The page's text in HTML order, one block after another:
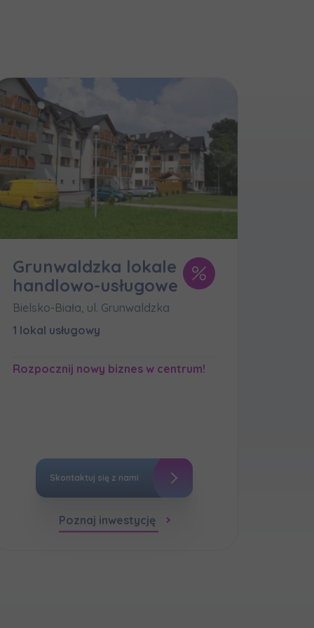
Grunwaldzka lokale
handlowo-usługowe
Bielsko-Biała, ul. Grunwaldzka
1 lokal usługowy
Rozpocznij nowy biznes w centrum!
Skontaktuj się z nami
Poznaj inwestycję